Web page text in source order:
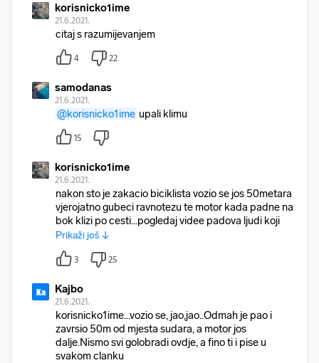
korisnicko1ime
21.6.2021.
citaj s razumijevanjem
4 22
samodanas
21.6.2021.
@korisnicko1ime upali klimu
15
korisnicko1ime
21.6.2021.
nakon sto je zakacio biciklista vozio se jos 50metara
vjerojatno gubeci ravnotezu te motor kada padne na
bok klizi po cesti...pogledaj videe padova ljudi koji n
Prikaži još ↓
3 25
Ka Kajbo
21.6.2021.
korisnicko1ime...vozio se, jao,jao..Odmah je pao i
zavrsio 50m od mjesta sudara, a motor jos
dalje.Nismo svi golobradi ovdje, a fino ti i pise u
svakom clanku